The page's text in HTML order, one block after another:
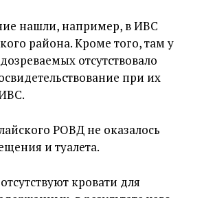
нашли, например, в ИВС
района. Кроме того, там у
отсутствовало
при их
РОВД не оказалось
и туалета.
кровати для